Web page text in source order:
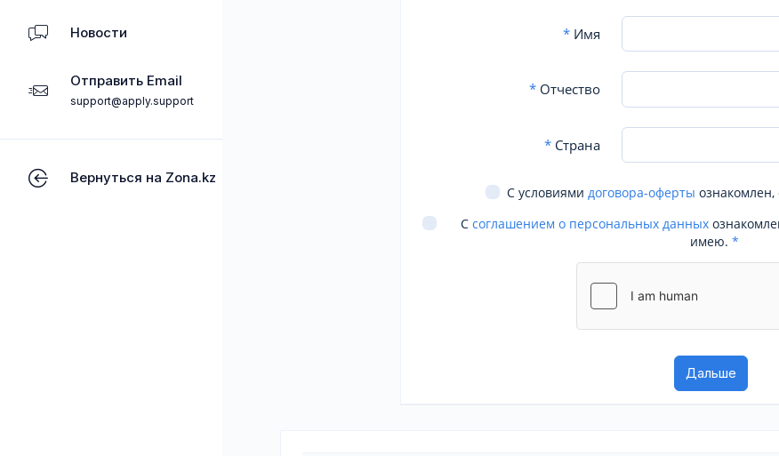
Новости
Отправить Email
support@apply.support
Вернуться на Zona.kz
*Имя
*Отчество
*Страна
С условиями договора-оферты
С соглашением о персональных данных
имею. *